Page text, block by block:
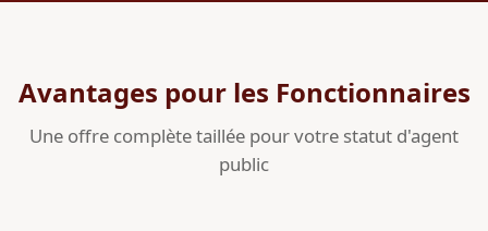
Avantages pour les Fonctionnaires
Une offre complète taillée pour votre statut d'agent
public